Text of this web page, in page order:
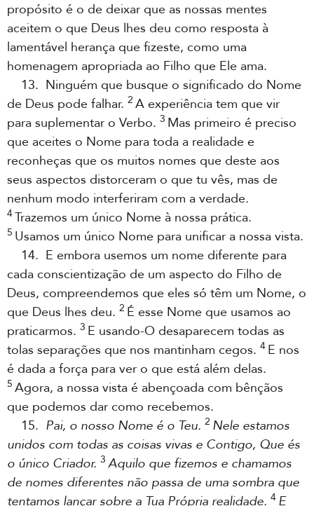
propósito é o de deixar que as nossas mentes
aceitem o que Deus lhes deu como resposta à
lamentável herança que fizeste, como uma
homenagem apropriada ao Filho que Ele ama.
13. Ninguém que busque o significado do Nome
de Deus pode falhar. 2 A experiência tem que vir
para suplementar o Verbo. 3 Mas primeiro é preciso
que aceites o Nome para toda a realidade e
reconheças que os muitos nomes que deste aos
seus aspectos distorceram o que tu vês, mas de
nenhum modo interferiram com a verdade.
4Trazemos um único Nome à nossa prática.
5 Usamos um único Nome para unificar a nossa vista.
14. E embora usemos um nome diferente para
cada conscientização de um aspecto do Filho de
Deus, compreendemos que eles só têm um Nome, o
que Deus lhes deu. 2 É esse Nome que usamos ao
praticarmos. 3 E usando-O desaparecem todas as
tolas separações que nos mantinham cegos. 4 E nos
é dada a força para ver o que está além delas.
5 Agora, a nossa vista é abençoada com bênçãos
que podemos dar como recebemos.
15. Pai, o nosso Nome é o Teu. 2 Nele estamos
unidos com todas as coisas vivas e Contigo, Que és
o único Criador. 3 Aquilo que fizemos e chamamos
de nomes diferentes não passa de uma sombra que
tentamos lançar sobre a Tua Própria realidade. 4 E